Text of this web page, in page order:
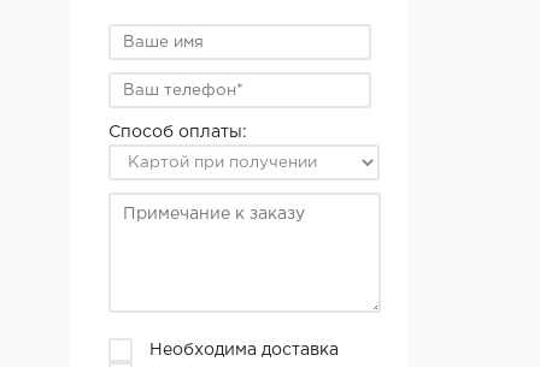
Способ оплаты:
Необходима доставка